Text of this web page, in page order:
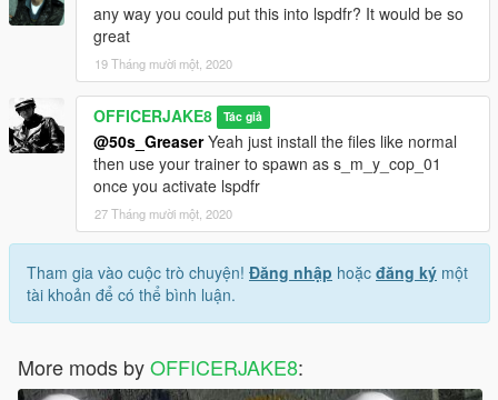
any way you could put this into lspdfr? It would be so
great
19 Tháng mười một, 2020
OFFICERJAKE8 Tác giả
@50s_GreaserYeah just install the files like normal
then use your trainer to spawn as s_m_y_cop_01
once you activate lspdfr
27 Tháng mười một, 2020
Tham gia vào cuộc trò chuyện! Đăng nhập hoặc đăng ký một
tài khoản để có thể bình luận.
More mods byOFFICERJAKE8: